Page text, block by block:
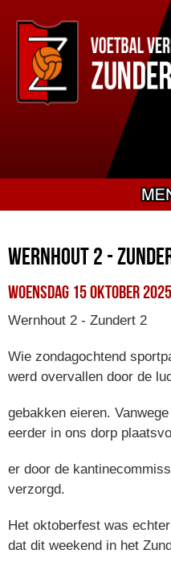
Wernhout 2 -
woensdag 15 oktober
Wernhout 2 - Zundert 2
Wie zondagochtend
werd overvallen door de
gebakken eieren.
eerder in ons dorp
er door de
verzorgd.
Het oktoberfest was
dat dit weekend in het